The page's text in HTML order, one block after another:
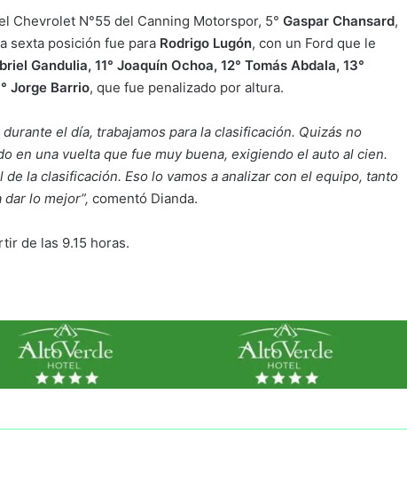
Chevrolet N°55 del Canning Motorspor, 5° Gaspar Chansard,
sexta posición fue para Rodrigo Lugón, con un Ford que le
Gandulia, 11° Joaquín Ochoa, 12° Tomás Abdala, 13°
Jorge Barrio, que fue penalizado por altura.
el día, trabajamos para la clasificación. Quizás no
en una vuelta que fue muy buena, exigiendo el auto al cien.
la clasificación. Eso lo vamos a analizar con el equipo, tanto
lo mejor”, comentó Dianda.
de las 9.15 horas.